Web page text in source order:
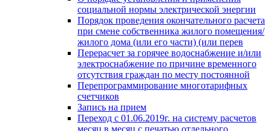
социальной нормы электрической энергии
Порядок проведения окончательного расчета
при смене собственника жилого помещения/
жилого дома (или его части) (или перев
Перерасчет за горячее водоснабжение и/или
электроснабжение по причине временного
отсутствия граждан по месту постоянной
Перепрограммирование многотарифных
счетчиков
Запись на прием
Переход с 01.06.2019г. на систему расчетов